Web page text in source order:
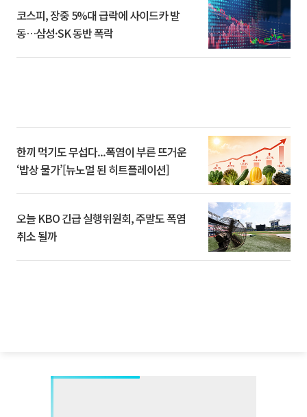
코스피, 장중 5%대 급락에 사이드카 발
동…삼성·SK 동반 폭락
한끼 먹기도 무섭다...폭염이 부른 뜨거운
‘밥상 물가’[뉴노멀 된 히트플레이션]
오늘 KBO 긴급 실행위원회, 주말도 폭염
취소 될까